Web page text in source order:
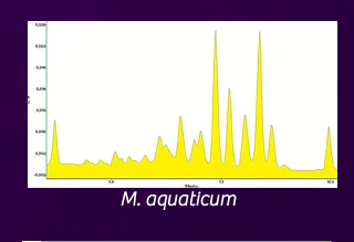
M. aquaticum